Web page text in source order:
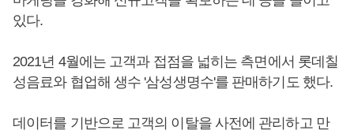
있다.
2021년 4월에는 고객과 접점을 넓히는 측면에서 롯데칠
성음료와 협업해 생수 '삼성생명수'를 판매하기도 했다.
데이터를 기반으로 고객의 이탈을 사전에 관리하고 만